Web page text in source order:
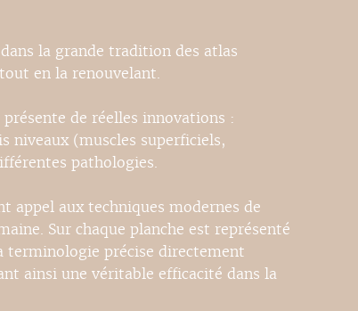
la grande tradition des atlas
en la renouvelant.
de réelles innovations :
niveaux (muscles superficiels,
pathologies.
appel aux techniques modernes de
Sur chaque planche est représenté
terminologie précise directement
ainsi une véritable efficacité dans la